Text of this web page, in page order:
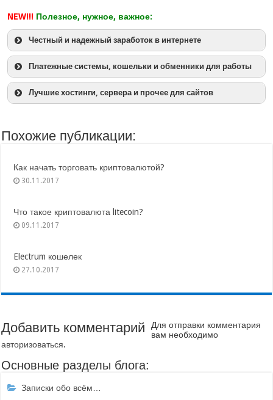
NEW!!! Полезное, нужное, важное:
Честный и надежный заработок в интернете
Платежные системы, кошельки и обменники для работы
Лучшие хостинги, сервера и прочее для сайтов
Похожие публикации:
Как начать торговать криптовалютой?
30.11.2017
Что такое криптовалюта litecoin?
09.11.2017
Electrum кошелек
27.10.2017
Добавить комментарий
Для отправки комментария
вам необходимо
авторизоваться.
Основные разделы блога:
Записки обо всём…